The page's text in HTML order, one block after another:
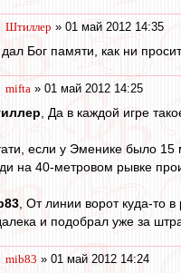
Штиллер » 01 май 2012 14:35
Бог памяти, как ни
mifta » 01 май 2012 14:25
, Да в каждой игре
если у Эменике было
на 40-метровом рывке
, От линии ворот куда-
и подобрал уже за
mib83 » 01 май 2012 14:24